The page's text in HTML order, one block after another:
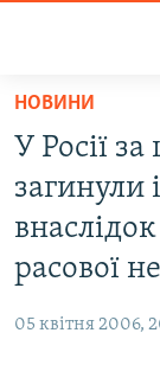
Перейти
основного
матеріалу
до
основної
Перейти
ПОЛІТИКА
ДОНБАС.РЕАЛІЇ
НОВИНИ
У Росії
загинули
расової
05 квітня 2006,